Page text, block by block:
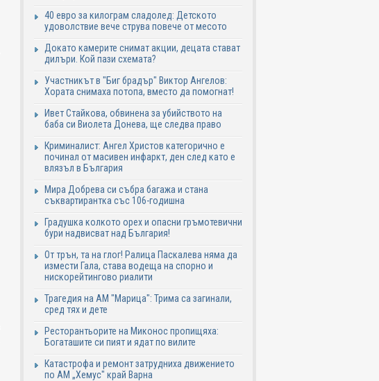
40 евро за килограм сладолед: Детското
удоволствие вече струва повече от месото
Докато камерите снимат акции, децата стават
дилъри. Кой пази схемата?
Участникът в "Биг брадър" Виктор Ангелов:
Хората снимаха потопа, вместо да помогнат!
Ивет Стайкова, обвинена за убийството на
баба си Виолета Донева, ще следва право
Криминалист: Ангел Христов категорично е
починал от масивен инфаркт, ден след като е
влязъл в България
Мира Добрева си събра багажа и стана
съквартирантка със 106-годишна
Градушка колкото орех и опасни гръмотевични
бури надвисват над България!
От трън, та на глог! Ралица Паскалева няма да
измести Гала, става водеща на спорно и
нискорейтингово риалити
Трагедия на АМ "Марица": Трима са загинали,
сред тях и дете
Ресторантьорите на Миконос пропищяха:
Богаташите си пият и ядат по вилите
Катастрофа и ремонт затрудниха движението
по АМ „Хемус" край Варна